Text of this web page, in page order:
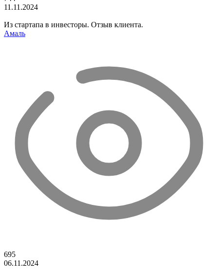
11.11.2024
Из стартапа в инвесторы. Отзыв клиента.
Амаль
695
06.11.2024